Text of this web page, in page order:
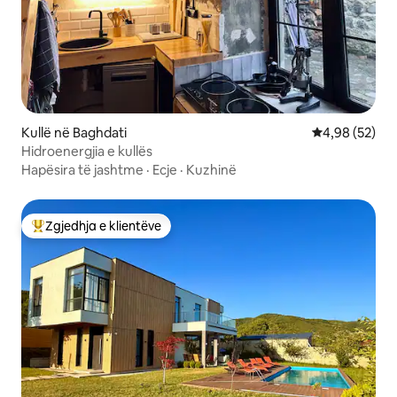
Kullë në Baghdati Vlerësimi
4,98 (52)
Hidroenergjia e kullës
Hapësira të jashtme · Ecje · Kuzhinë
Më të mirat e zgjedhjeve të klientëve
Zgjedhja e klientëve